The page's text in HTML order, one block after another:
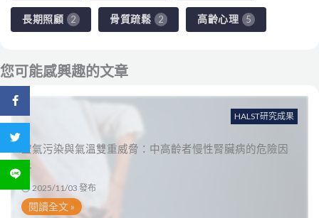
分享到 Facebook
分享到 LINE
長期照顧 2 骨質疏鬆 2 高齡心理 5
您可能感興趣的文章
HALST研究成果
空氣污染與氣溫雙重威脅：中高齡者慢性腎臟病的危險因
子
2025/11/03 發布
閱讀全文 »